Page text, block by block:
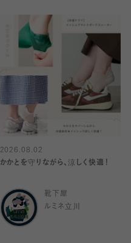
2026.08.02
かかとを守りながら、涼しく快適！
靴下屋
ルミネ立川